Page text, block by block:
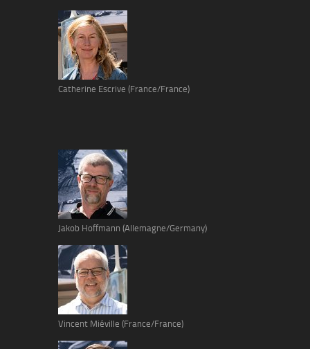
Catherine Escrive (France/France)
Jakob Hoffmann (Allemagne/Germany)
Vincent Miéville (France/France)